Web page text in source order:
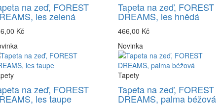
na zeď, FOREST
les zelená
Kč
Tapeta na zeď, FOREST
DREAMS, les hnědá
466,00 Kč
na zeď, FOREST
les taupe
Novinka
Tapety
Tapeta na zeď, FOREST
DREAMS, palma béžová